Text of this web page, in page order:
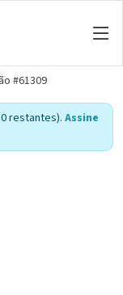
#61309
restantes). Assine